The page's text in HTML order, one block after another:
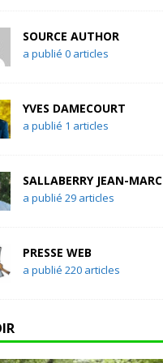
SOURCE AUTHOR
a publié 0 articles
YVES DAMECOURT
a publié 1 articles
SALLABERRY JEAN-MARC
a publié 29 articles
PRESSE WEB
a publié 220 articles